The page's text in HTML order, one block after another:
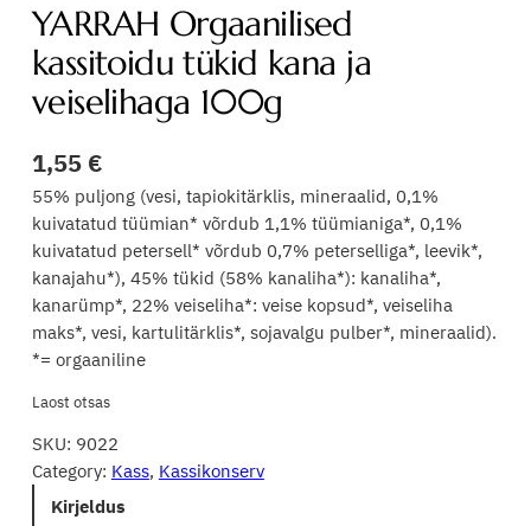
YARRAH Orgaanilised
kassitoidu tükid kana ja
veiselihaga 100g
1,55 €
55% puljong (vesi, tapiokitärklis, mineraalid, 0,1%
kuivatatud tüümian* võrdub 1,1% tüümianiga*, 0,1%
kuivatatud petersell* võrdub 0,7% peterselliga*, leevik*,
kanajahu*), 45% tükid (58% kanaliha*): kanaliha*,
kanarümp*, 22% veiseliha*: veise kopsud*, veiseliha
maks*, vesi, kartulitärklis*, sojavalgu pulber*, mineraalid).
*= orgaaniline
Laost otsas
SKU: 9022
Category: Kass, Kassikonserv
Kirjeldus